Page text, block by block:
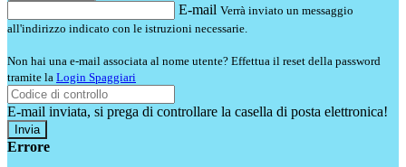
E-mail Verrà inviato un messaggio
all'indirizzo indicato con le istruzioni necessarie.
Non hai una e-mail associata al nome utente? Effettua il reset della password
tramite la Login Spaggiari
E-mail inviata, si prega di controllare la casella di posta elettronica!
Errore